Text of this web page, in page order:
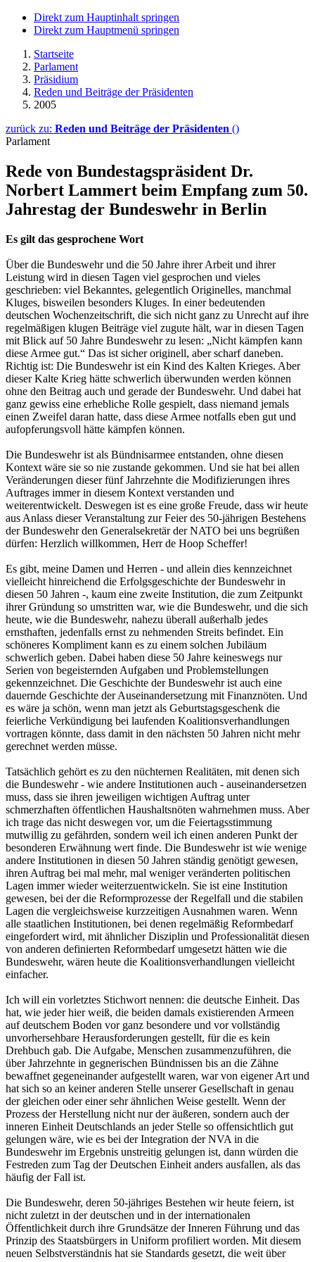
Direkt zum Hauptinhalt springen
Direkt zum Hauptmenü springen
Startseite
Parlament
Präsidium
Reden und Beiträge der Präsidenten
2005
zurück zu: Reden und Beiträge der Präsidenten ()
Parlament
Rede von Bundestagspräsident Dr.
Norbert Lammert beim Empfang zum 50.
Jahrestag der Bundeswehr in Berlin
Es gilt das gesprochene Wort
Über die Bundeswehr und die 50 Jahre ihrer Arbeit und ihrer
Leistung wird in diesen Tagen viel gesprochen und vieles
geschrieben: viel Bekanntes, gelegentlich Originelles, manchmal
Kluges, bisweilen besonders Kluges. In einer bedeutenden
deutschen Wochenzeitschrift, die sich nicht ganz zu Unrecht auf ihre
regelmäßigen klugen Beiträge viel zugute hält, war in diesen Tagen
mit Blick auf 50 Jahre Bundeswehr zu lesen: „Nicht kämpfen kann
diese Armee gut.“ Das ist sicher originell, aber scharf daneben.
Richtig ist: Die Bundeswehr ist ein Kind des Kalten Krieges. Aber
dieser Kalte Krieg hätte schwerlich überwunden werden können
ohne den Beitrag auch und gerade der Bundeswehr. Und dabei hat
ganz gewiss eine erhebliche Rolle gespielt, dass niemand jemals
einen Zweifel daran hatte, dass diese Armee notfalls eben gut und
aufopferungsvoll hätte kämpfen können.
Die Bundeswehr ist als Bündnisarmee entstanden, ohne diesen
Kontext wäre sie so nie zustande gekommen. Und sie hat bei allen
Veränderungen dieser fünf Jahrzehnte die Modifizierungen ihres
Auftrages immer in diesem Kontext verstanden und
weiterentwickelt. Deswegen ist es eine große Freude, dass wir heute
aus Anlass dieser Veranstaltung zur Feier des 50-jährigen Bestehens
der Bundeswehr den Generalsekretär der NATO bei uns begrüßen
dürfen: Herzlich willkommen, Herr de Hoop Scheffer!
Es gibt, meine Damen und Herren - und allein dies kennzeichnet
vielleicht hinreichend die Erfolgsgeschichte der Bundeswehr in
diesen 50 Jahren -, kaum eine zweite Institution, die zum Zeitpunkt
ihrer Gründung so umstritten war, wie die Bundeswehr, und die sich
heute, wie die Bundeswehr, nahezu überall außerhalb jedes
ernsthaften, jedenfalls ernst zu nehmenden Streits befindet. Ein
schöneres Kompliment kann es zu einem solchen Jubiläum
schwerlich geben. Dabei haben diese 50 Jahre keineswegs nur
Serien von begeisternden Aufgaben und Problemstellungen
gekennzeichnet. Die Geschichte der Bundeswehr ist auch eine
dauernde Geschichte der Auseinandersetzung mit Finanznöten. Und
es wäre ja schön, wenn man jetzt als Geburtstagsgeschenk die
feierliche Verkündigung bei laufenden Koalitionsverhandlungen
vortragen könnte, dass damit in den nächsten 50 Jahren nicht mehr
gerechnet werden müsse.
Tatsächlich gehört es zu den nüchternen Realitäten, mit denen sich
die Bundeswehr - wie andere Institutionen auch - auseinandersetzen
muss, dass sie ihren jeweiligen wichtigen Auftrag unter
schmerzhaften öffentlichen Haushaltsnöten wahrnehmen muss. Aber
ich trage das nicht deswegen vor, um die Feiertagsstimmung
mutwillig zu gefährden, sondern weil ich einen anderen Punkt der
besonderen Erwähnung wert finde. Die Bundeswehr ist wie wenige
andere Institutionen in diesen 50 Jahren ständig genötigt gewesen,
ihren Auftrag bei mal mehr, mal weniger veränderten politischen
Lagen immer wieder weiterzuentwickeln. Sie ist eine Institution
gewesen, bei der die Reformprozesse der Regelfall und die stabilen
Lagen die vergleichsweise kurzzeitigen Ausnahmen waren. Wenn
alle staatlichen Institutionen, bei denen regelmäßig Reformbedarf
eingefordert wird, mit ähnlicher Disziplin und Professionalität diesen
von anderen definierten Reformbedarf umgesetzt hätten wie die
Bundeswehr, wären heute die Koalitionsverhandlungen vielleicht
einfacher.
Ich will ein vorletztes Stichwort nennen: die deutsche Einheit. Das
hat, wie jeder hier weiß, die beiden damals existierenden Armeen
auf deutschem Boden vor ganz besondere und vor vollständig
unvorhersehbare Herausforderungen gestellt, für die es kein
Drehbuch gab. Die Aufgabe, Menschen zusammenzuführen, die
über Jahrzehnte in gegnerischen Bündnissen bis an die Zähne
bewaffnet gegeneinander aufgestellt waren, war von eigener Art und
hat sich so an keiner anderen Stelle unserer Gesellschaft in genau
der gleichen oder einer sehr ähnlichen Weise gestellt. Wenn der
Prozess der Herstellung nicht nur der äußeren, sondern auch der
inneren Einheit Deutschlands an jeder Stelle so offensichtlich gut
gelungen wäre, wie es bei der Integration der NVA in die
Bundeswehr im Ergebnis unstreitig gelungen ist, dann würden die
Festreden zum Tag der Deutschen Einheit anders ausfallen, als das
häufig der Fall ist.
Die Bundeswehr, deren 50-jähriges Bestehen wir heute feiern, ist
nicht zuletzt in der deutschen und in der internationalen
Öffentlichkeit durch ihre Grundsätze der Inneren Führung und das
Prinzip des Staatsbürgers in Uniform profiliert worden. Mit diesem
neuen Selbstverständnis hat sie Standards gesetzt, die weit über